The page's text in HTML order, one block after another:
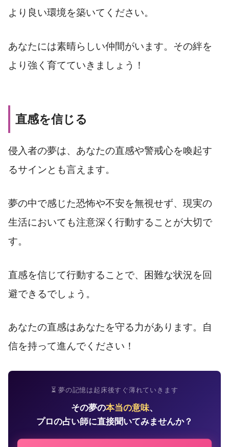
より良い環境を築いてください。
あなたには素晴らしい仲間がいます。その絆を
より強く育てていきましょう！
直感を信じる
侵入者の夢は、あなたの直感や警戒心を喚起す
るサインとも言えます。
夢の中で感じた恐怖や不安を無視せず、現実の
生活においても注意深く行動することが大切で
す。
直感を信じて行動することで、困難な状況を回
避できるでしょう。
あなたの直感はあなたを守る力があります。自
信を持って進んでください！
⏳ 夢の記憶は起床後すぐ薄れていきます
その夢の本当の意味、
プロの占い師に直接聞いてみませんか？